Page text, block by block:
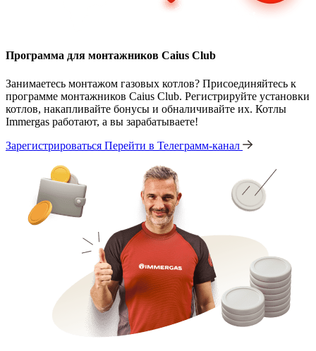
Программа для монтажников Caius Club
Занимаетесь монтажом газовых котлов? Присоединяйтесь к
программе монтажников Caius Club. Регистрируйте установки
котлов, накапливайте бонусы и обналичивайте их. Котлы
Immergas работают, а вы зарабатываете!
Зарегистрироваться Перейти в Телеграмм-канал